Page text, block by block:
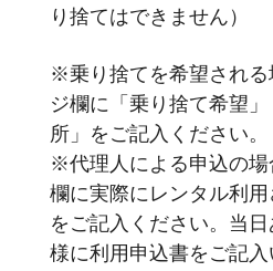
り捨てはできません）
※乗り捨てを希望される
ジ欄に「乗り捨て希望
所」をご記入ください。
※代理人による申込の場
欄に実際にレンタル利
をご記入ください。当
様に利用申込書をご記入